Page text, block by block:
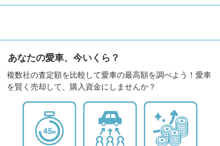
あなたの愛車、今いくら？
複数社の査定額を比較して愛車の最高額を調べよう！愛車
を賢く売却して、購入資金にしませんか？